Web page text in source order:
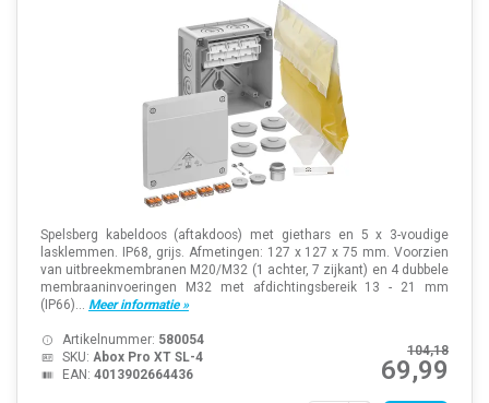
Spelsberg kabeldoos (aftakdoos) met giethars en 5 x 3-voudige
lasklemmen. IP68, grijs. Afmetingen: 127 x 127 x 75 mm. Voorzien
van uitbreekmembranen M20/M32 (1 achter, 7 zijkant) en 4 dubbele
membraaninvoeringen M32 met afdichtingsbereik 13 - 21 mm
(IP66)... Meer informatie »
104,18
69,99
Artikelnummer: 580054
SKU: Abox Pro XT SL-4
EAN: 4013902664436